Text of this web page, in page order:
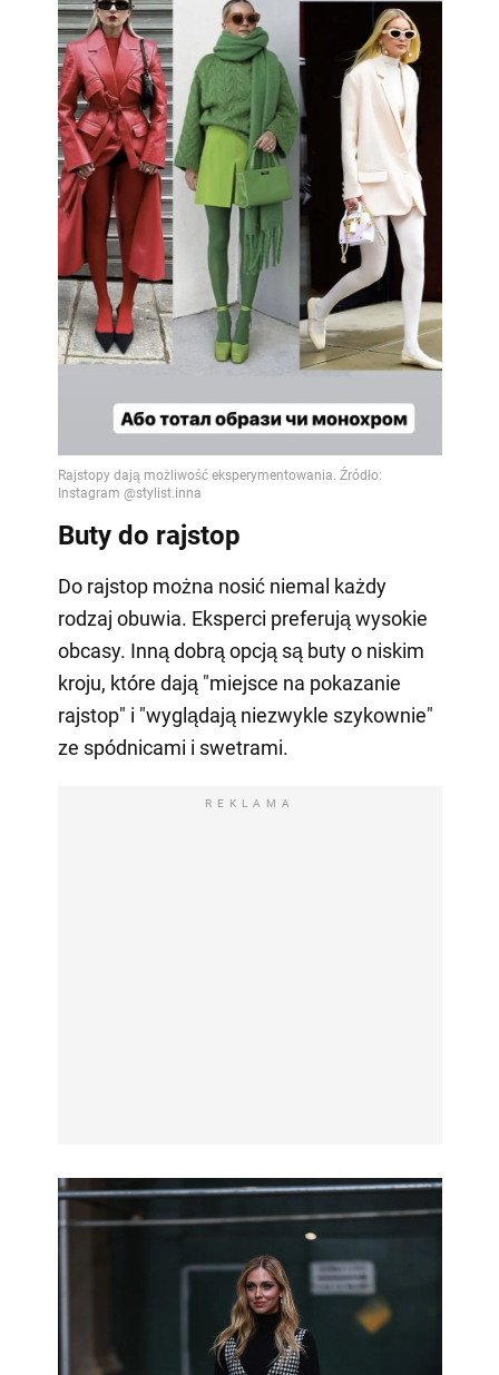
Buty do rajstop
Do rajstop można nosić niemal każdy
rodzaj obuwia. Eksperci preferują wysokie
obcasy. Inną dobrą opcją są buty o niskim
kroju, które dają "miejsce na pokazanie
rajstop" i "wyglądają niezwykle szykownie"
ze spódnicami i swetrami.
REKLAMA